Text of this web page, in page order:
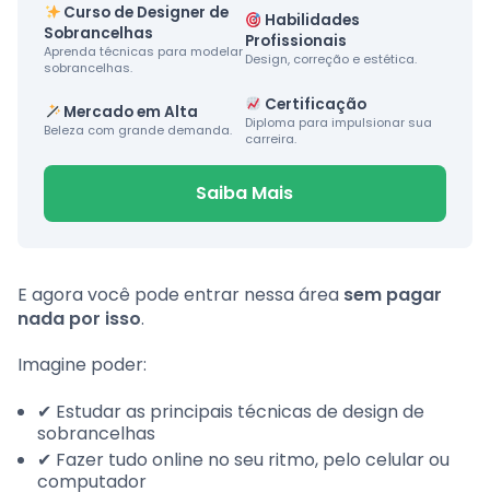
Curso de Designer de
Sobrancelhas
Aprenda técnicas para modelar
sobrancelhas.
Habilidades
Profissionais
Design, correção e estética.
Mercado em Alta
Beleza com grande demanda.
Certificação
Diploma para impulsionar sua
carreira.
Saiba Mais
E agora você pode entrar nessa área sem pagar
nada por isso.
Imagine poder:
✔ Estudar as principais técnicas de design de
sobrancelhas
✔ Fazer tudo online no seu ritmo, pelo celular ou
computador